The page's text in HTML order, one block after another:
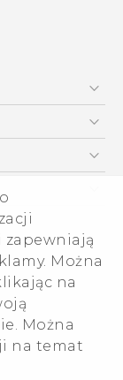
zapewniają
Można
na
Można
na temat
i